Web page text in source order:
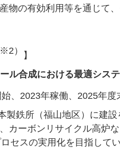
物の有効利用等を通じて
※2）
】
ル合成における最適シス
、2023年稼働、2025年
製鉄所（福山地区）に建設
カーボンリサイクル高炉
セスの実用化を目指して